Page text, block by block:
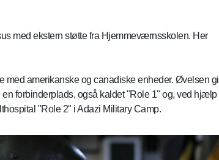
med ekstern støtte fra Hjemmeværnsskolen. Her
amerikanske og canadiske enheder. Øvelsen gik
forbinderplads, også kaldet "Role 1" og, ved hjælp